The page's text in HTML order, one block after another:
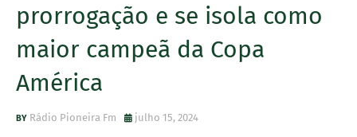
prorrogação e se isola como
maior campeã da Copa
América
Rádio Pioneira Fm julho 15, 2024